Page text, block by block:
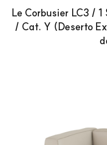
Le Corbusier LC3 /
/ Cat. Y (Deserto